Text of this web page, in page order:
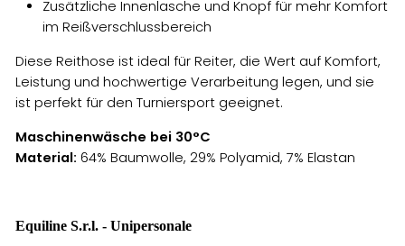
Zusätzliche Innenlasche und Knopf für mehr Komfort
im Reißverschlussbereich
Diese Reithose ist ideal für Reiter, die Wert auf Komfort,
Leistung und hochwertige Verarbeitung legen, und sie
ist perfekt für den Turniersport geeignet.
Maschinenwäsche bei 30°C
Material: 64% Baumwolle, 29% Polyamid, 7% Elastan
Equiline S.r.l. - Unipersonale